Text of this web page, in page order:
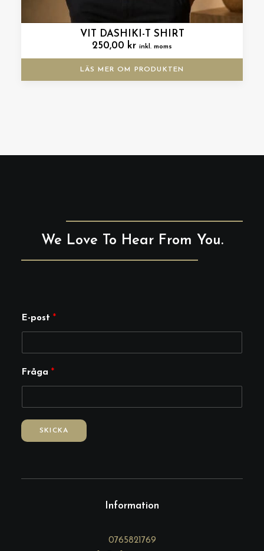
VIT DASHIKI-T SHIRT
250,00 kr inkl. moms
LÄS MER OM PRODUKTEN
We Love To Hear From You.
E-post *
*
o
Fråga *
SKICKA
Information
0765821769